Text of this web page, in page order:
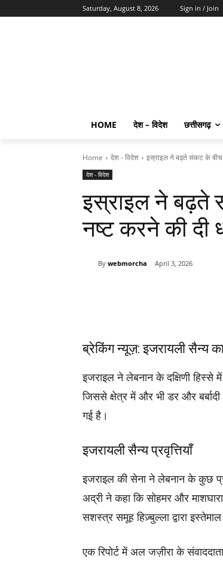
Saturday, August 8, 2026 Sign in / Join
HOME देश – विदेश छत्तीसगढ़
Home देश - विदेश इस्राइल ने बढ़ते संकट के
देश - विदेश
इस्राइल ने बढ़ते
नष्ट करने की दी
By webmorcha April 3, 2026
ब्रेकिंग न्यूज़: इजरायली सैन्य
इजराइल ने लेबनान के दक्षिणी
जिससे क्षेत्र में और भी डर और
गई है।
इजरायली सैन्य प्रवृत्तियाँ
इजराइल की सेना ने लेबनान के कुछ
अद्री ने कहा कि सोहमर और
सशस्त्र समूह हिज़्बुल्ला द्वारा
एक रिपोर्ट में अल जज़ीरा के